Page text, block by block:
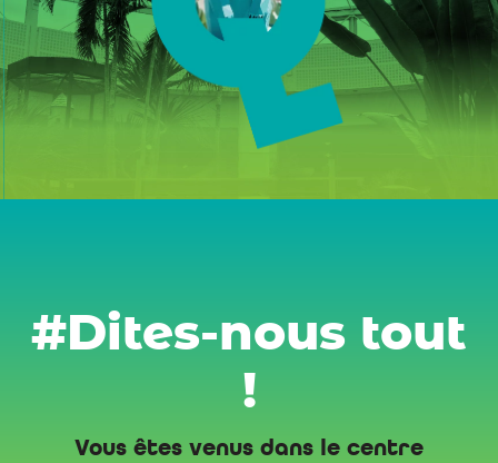
#Dites-nous tout
!
Vous êtes venus dans le centre